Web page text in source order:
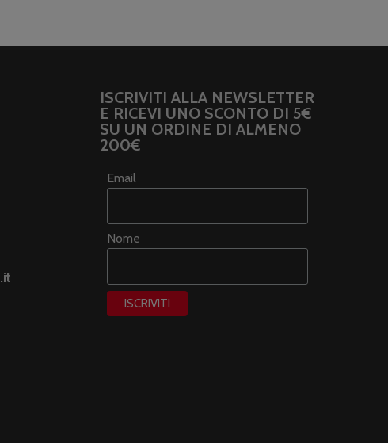
ISCRIVITI ALLA NEWSLETTER
E RICEVI UNO SCONTO DI 5€
SU UN ORDINE DI ALMENO
200€
Email
Nome